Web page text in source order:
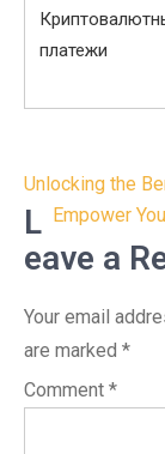
платежи
Post
Unlocking the
Empower
L
eave a
Your email
are marked *
Comment *